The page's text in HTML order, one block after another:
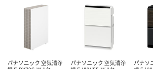
パナソニック 空気清浄
パナソニック 空気清浄
パナソ